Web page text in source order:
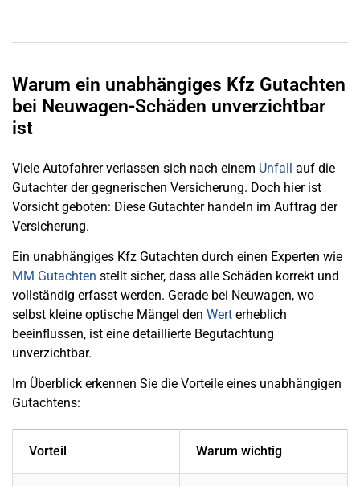
Warum ein unabhängiges Kfz Gutachten
bei Neuwagen-Schäden unverzichtbar
ist
Viele Autofahrer verlassen sich nach einem Unfall auf die
Gutachter der gegnerischen Versicherung. Doch hier ist
Vorsicht geboten: Diese Gutachter handeln im Auftrag der
Versicherung.
Ein unabhängiges Kfz Gutachten durch einen Experten wie
MM Gutachten stellt sicher, dass alle Schäden korrekt und
vollständig erfasst werden. Gerade bei Neuwagen, wo
selbst kleine optische Mängel den Wert erheblich
beeinflussen, ist eine detaillierte Begutachtung
unverzichtbar.
Im Überblick erkennen Sie die Vorteile eines unabhängigen
Gutachtens:
Vorteil Warum wichtig